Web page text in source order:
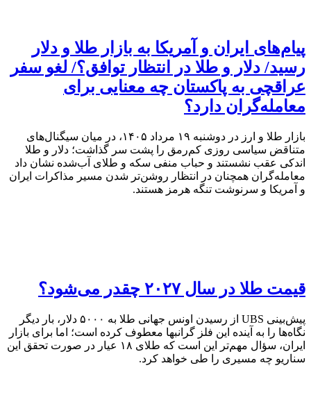
پیام‌های ایران و آمریکا به بازار طلا و دلار
رسید/ دلار و طلا در انتظار توافق؟/ لغو سفر
عراقچی به پاکستان چه معنایی برای
معامله‌گران دارد؟
بازار طلا و ارز در دوشنبه ۱۹ مرداد ۱۴۰۵، در میان سیگنال‌های
متناقض سیاسی روزی کم‌رمق را پشت سر گذاشت؛ دلار و طلا
اندکی عقب نشستند و حباب منفی سکه و طلای آب‌شده نشان داد
معامله‌گران همچنان در انتظار روشن‌تر شدن مسیر مذاکرات ایران
و آمریکا و سرنوشت تنگه هرمز هستند.
قیمت طلا در سال ۲۰۲۷ چقدر می‌شود؟
پیش‌بینی UBS از رسیدن اونس جهانی طلا به ۵۰۰۰ دلار، بار دیگر
نگاه‌ها را به آینده این فلز گرانبها معطوف کرده است؛ اما برای بازار
ایران، سؤال مهم‌تر این است که طلای ۱۸ عیار در صورت تحقق این
سناریو چه مسیری را طی خواهد کرد.